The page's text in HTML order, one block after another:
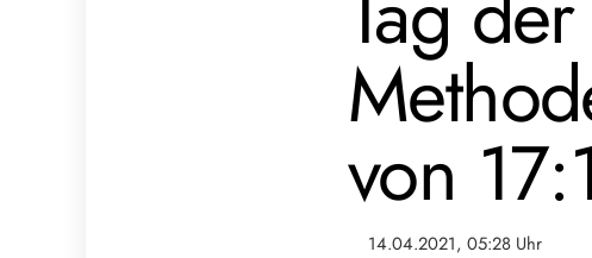
von
14.04.2021, 05:28 Uhr